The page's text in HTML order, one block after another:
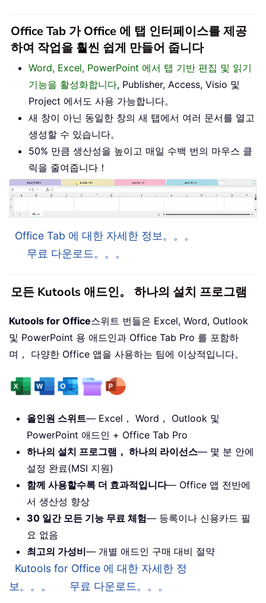
Office Tab 가 Office 에 탭 인터페이스를 제공
하여 작업을 훨씬 쉽게 만들어 줍니다
Word, Excel, PowerPoint 에서 탭 기반 편집 및 읽기
기능을 활성화합니다, Publisher, Access, Visio 및
Project 에서도 사용 가능합니다。
새 창이 아닌 동일한 창의 새 탭에서 여러 문서를 열고
생성할 수 있습니다。
50% 만큼 생산성을 높이고 매일 수백 번의 마우스 클
릭을 줄여줍니다！
Office Tab 에 대한 자세한 정보。。。
무료 다운로드。。。
모든 Kutools 애드인。 하나의 설치 프로그램
Kutools for Office스위트 번들은 Excel, Word, Outlook
및 PowerPoint 용 애드인과 Office Tab Pro 를 포함하
며， 다양한 Office 앱을 사용하는 팀에 이상적입니다。
올인원 스위트— Excel， Word， Outlook 및
PowerPoint 애드인 + Office Tab Pro
하나의 설치 프로그램， 하나의 라이선스— 몇 분 안에
설정 완료(MSI 지원)
함께 사용할수록 더 효과적입니다— Office 앱 전반에
서 생산성 향상
30 일간 모든 기능 무료 체험— 등록이나 신용카드 필
요 없음
최고의 가성비— 개별 애드인 구매 대비 절약
Kutools for Office 에 대한 자세한 정
보。。。
무료 다운로드。。。